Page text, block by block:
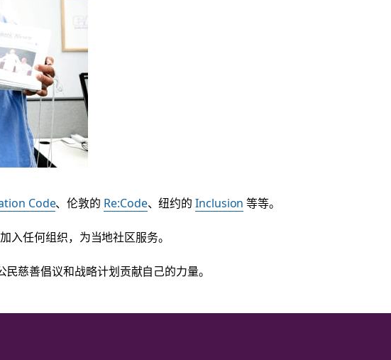
Code、伦敦的 Re:Code、纽约的Inclusion 等等。
入任何组织，为当地社区服务。
慈善倡议和战略计划贡献自己的力量。